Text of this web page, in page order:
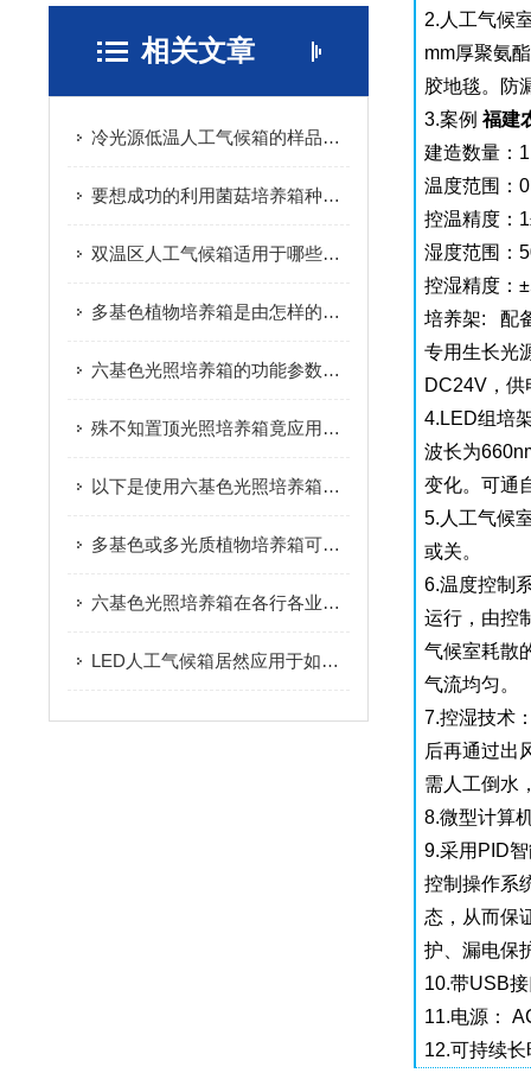
相关文章
冷光源低温人工气候箱的样品该如何放置，每月维护内容有哪些
要想成功的利用菌菇培养箱种植食用菌，需要注意以下几点
双温区人工气候箱适用于哪些领域
多基色植物培养箱是由怎样的结构组成的呢？
六基色光照培养箱的功能参数知识详解
殊不知置顶光照培养箱竟应用于如此广泛的领域
以下是使用六基色光照培养箱的操作步骤所在
多基色或多光质植物培养箱可以自动运行未走完的程序
六基色光照培养箱在各行各业中有着广泛的作用
LED人工气候箱居然应用于如此广泛的领域
2.人工气候
mm厚聚氨
胶地毯。防
3.案例福建
建造数量：
温度范围：
控温精度：
湿度范围：
控湿精度：
培养架: 配
专用生长光
DC24V，供
4.LED组培
波长为
变化。可通
5.人工气候
或关。
6.温度控制
运行，由控
气候室耗散
气流均匀。
7.控湿技术
后再通过出
需人工倒水
8.微型计算
9.采用PID
控制操作系
态，从而保
护、漏电保
10.带USB
11.电源：
12.可持续